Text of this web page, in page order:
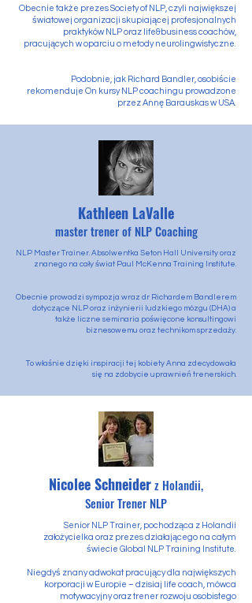
Obecnie także prezes Society of NLP, czyli największej
światowej organizacji skupiającej profesjonalnych
praktyków NLP oraz life&business coachów,
pracujących w oparciu o metody neurolingwistyczne.
Podobnie, jak Richard Bandler, osobiście
rekomenduje On kursy NLP coachingu prowadzone
przez Annę Barauskas w USA.
Kathleen LaValle
master trener of NLP Coaching
NLP Master Trainer. Absolwentka Seton Hall University oraz
znanego na cały świat Paul McKenna Training Institute.
Obecnie prowadzi sympozja wraz dr Richardem Bandlerem
dotyczące NLP oraz inżynierii ludzkiego mózgu (DHA) a
także liczne seminaria poświęcone konsultingowi
biznesowemu oraz technikom sprzedaży.
To właśnie dzięki inspiracji tej kobiety Anna zdecydowała
się na zdobycie uprawnień trenerskich.
Nicolee Schneiderz Holandii,
Senior Trener NLP
Senior NLP Trainer, pochodząca z Holandii
założycielka oraz prezes działającego na całym
świecie Global NLP Training Institute.
Niegdyś znany adwokat pracujący dla największych
korporacji w Europie – dzisiaj life coach, mówca
motywacyjny oraz trener rozwoju osobistego